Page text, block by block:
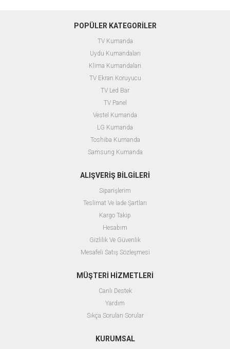
POPÜLER KATEGORİLER
TV Kumanda
Uydu Kumandaları
Klima Kumandaları
TV Ekran Koruyucu
TV Led Bar
TV Panel
Vestel Kumanda
LG Kumanda
Toshiba Kumanda
Samsung Kumanda
ALIŞVERİŞ BİLGİLERİ
Siparişlerim
Teslimat Ve İade Şartları
Kargo Takip
Hesabım
Gizlilik Ve Güvenlik
Mesafeli Satış Sözleşmesi
MÜŞTERİ HİZMETLERİ
Canlı Destek
Yardım
Sıkça Sorulan Sorular
KURUMSAL